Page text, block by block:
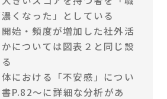
くなった」としている
始・頻度が増加した社外活
については図表２と同じ設
における「不安感」につい
P.82～に詳細な分析があ